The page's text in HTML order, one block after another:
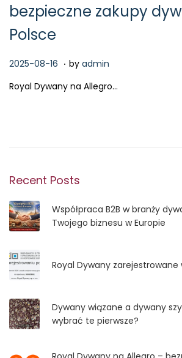
bezpieczne zakupy
Polsce
P
s
2025-08-16 2
2
5
. by admin
Royal Dywany na Allegro…
Recent Posts
Współpraca B2B w branży
Twojego biznesu w Europie
Royal Dywany zarejestrowane
Dywany wiązane a dywany
wybrać te pierwsze?